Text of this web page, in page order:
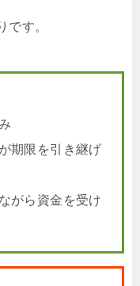
です。
期限を引き継げ
がら資金を受け